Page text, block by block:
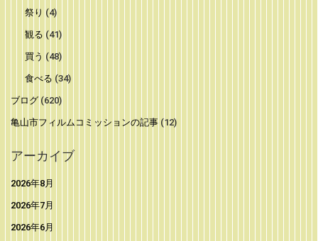
祭り (4)
観る (41)
買う (48)
食べる (34)
ブログ (620)
亀山市フィルムコミッションの記事 (12)
アーカイブ
2026年8月
2026年7月
2026年6月